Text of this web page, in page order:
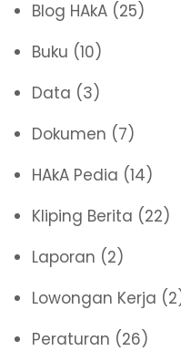
Blog HAkA (25)
Buku (10)
Data (3)
Dokumen (7)
HAkA Pedia (14)
Kliping Berita (22)
Laporan (2)
Lowongan Kerja
Peraturan (26)